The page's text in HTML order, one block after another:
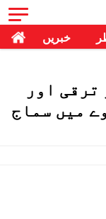
خبریں
اور
میں سماج